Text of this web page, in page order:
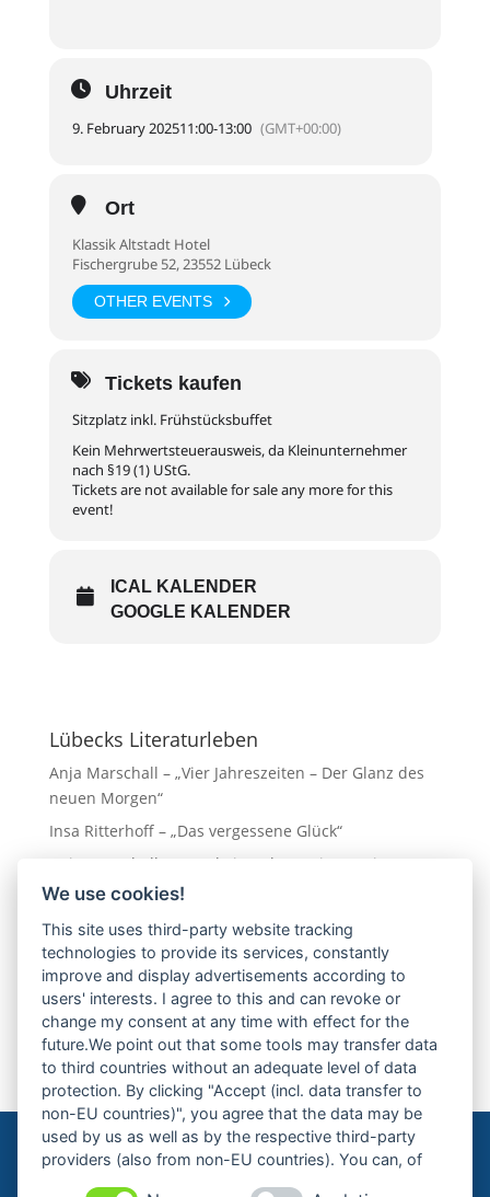
Uhrzeit
9. February 202511:00-13:00 (GMT+00:00)
Ort
Klassik Altstadt Hotel
Fischergrube 52, 23552 Lübeck
OTHER EVENTS
Tickets kaufen
Sitzplatz inkl. Frühstücksbuffet
Kein Mehrwertsteuerausweis, da Kleinunternehmer
nach §19 (1) UStG.
Tickets are not available for sale any more for this
event!
ICAL KALENDER
GOOGLE KALENDER
Lübecks Literaturleben
Anja Marschall – „Vier Jahreszeiten – Der Glanz des
neuen Morgen“
Insa Ritterhoff – „Das vergessene Glück“
Anja Marschall – „Hotel Vier Jahreszeiten – Ein Traum
in Gold“
Eva Almstädt „Ostseedämmerung“
Leo Hansen – „Napoli am Ostseestrand“
Nächste Veranstaltung
We use cookies!
This site uses third-party website tracking
technologies to provide its services, constantly
improve and display advertisements according to
users' interests. I agree to this and can revoke or
change my consent at any time with effect for the
future.We point out that some tools may transfer data
to third countries without an adequate level of data
protection. By clicking "Accept (incl. data transfer to
non-EU countries)", you agree that the data may be
used by us as well as by the respective third-party
providers (also from non-EU countries). You can, of